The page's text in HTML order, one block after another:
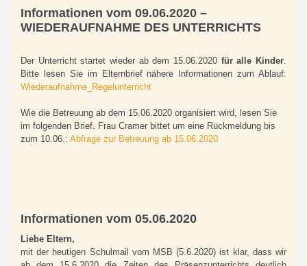
Informationen vom 09.06.2020 –
WIEDERAUFNAHME DES UNTERRICHTS
Der Unterricht startet wieder ab dem 15.06.2020 für alle Kinder
Bitte lesen Sie im Elternbrief nähere Informationen zum Ablauf:
Wiederaufnahme_Regelunterricht
Wie die Betreuung ab dem 15.06.2020 organisiert wird, lesen Sie
im folgenden Brief. Frau Cramer bittet um eine Rückmeldung bis
zum 10.06.: Abfrage zur Betreuung ab 15.06.2020
Informationen vom 05.06.2020
Liebe Eltern,
mit der heutigen Schulmail vom MSB (5.6.2020) ist klar, dass wir